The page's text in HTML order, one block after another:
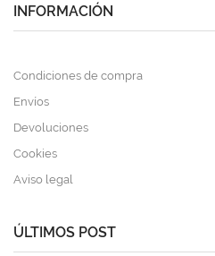
INFORMACIÓN
Condiciones de compra
Envíos
Devoluciones
Cookies
Aviso legal
ÚLTIMOS POST